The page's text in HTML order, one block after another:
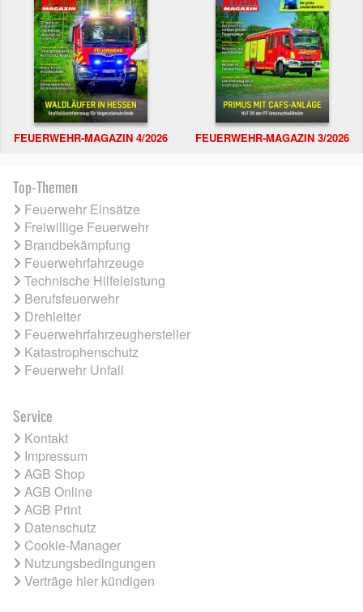
FEUERWEHR-MAGAZIN 4/2026 FEUERWEHR-MAGAZIN 3/2026
Top-Themen
Feuerwehr Einsätze
Freiwillige Feuerwehr
Brandbekämpfung
Feuerwehrfahrzeuge
Technische Hilfeleistung
Berufsfeuerwehr
Drehleiter
Feuerwehrfahrzeughersteller
Katastrophenschutz
Feuerwehr Unfall
Service
Kontakt
Impressum
AGB Shop
AGB Online
AGB Print
Datenschutz
Cookie-Manager
Nutzungsbedingungen
Verträge hier kündigen